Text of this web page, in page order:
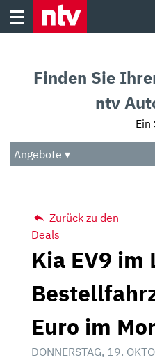
Skip
Audio
Das Beste
Finden Sie
ntv
Ein
Angebote ▾
Zurück zu den
Deals
Kia EV9 im
Euro im
DONNERSTAG, 19.